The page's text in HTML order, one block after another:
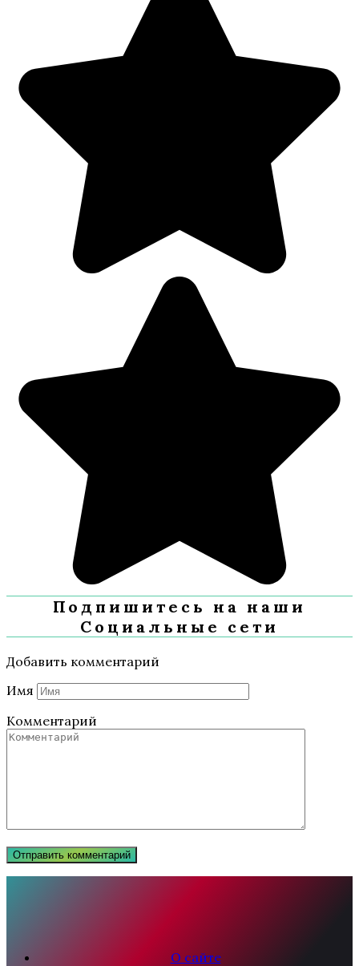
Подпишитесь на наши
Социальные сети
Добавить комментарий
Имя
Комментарий
О сайте